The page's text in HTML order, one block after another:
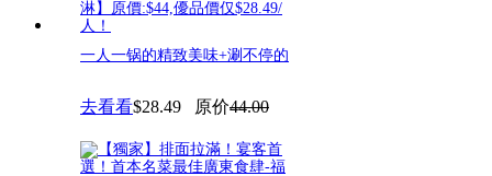
一人一锅的精致美味+涮不停的
喜
去看看$28.49 原价44.00